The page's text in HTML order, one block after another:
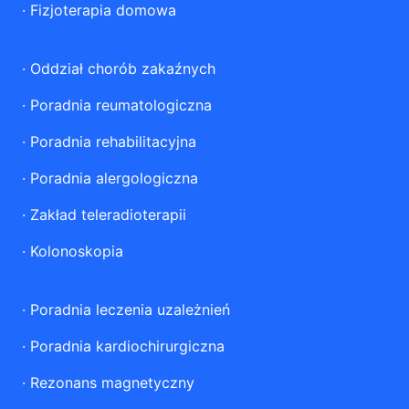
· Fizjoterapia domowa
· Oddział chorób zakaźnych
· Poradnia reumatologiczna
· Poradnia rehabilitacyjna
· Poradnia alergologiczna
· Zakład teleradioterapii
· Kolonoskopia
· Poradnia leczenia uzależnień
· Poradnia kardiochirurgiczna
· Rezonans magnetyczny